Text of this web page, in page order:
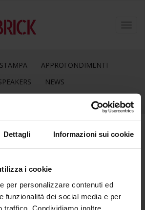
Dettagli Informazioni sui cookie
i cookie
per personalizzare contenuti ed
funzionalità dei social media e per
traffico. Condividiamo inoltre
APPROFONDIMENTI
NEWS